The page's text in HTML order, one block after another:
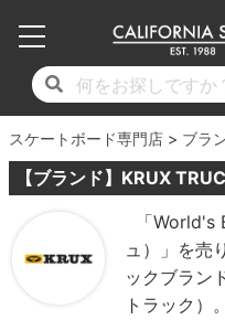
スケートボード専門店 ブラ
【ブランド】KRUX
「
ュ）」を売
ックブラン
トラック）。
17時までのご注
11,000円以上
毎月1日はポイント5倍！
コンプリートセット（
デッキ
17時までのご注
11,000円以上
毎月1日はポイント5倍！
デッキ新着一覧
デッキブランド一覧（全
サイズからデッキを選ぶ
子供用デッキ
7.0inch以下
7.2inch
7.3inch
17時までのご注
11,000円以上
毎月1日はポイント5倍！
トラック新着一覧
トラックブランド一覧（
適合デッキサイズから選ぶ
7.0inch以下
7.2inch
7.3inch
7.5inch
17時までのご注
11,000円以上
毎月1日はポイント5倍！
ウィール新着一覧
ウィールブランド一覧（
ウィールをサイズから選ぶ
50mm
51mm
52mm
53mm
17時までのご注
11,000円以上
毎月1日はポイント5倍！
シューズ新着一覧
シューズブランド一覧
シューズをサイズから選ぶ
20cm
21cm
22cm
22.5cm
17時までのご注
11,000円以上
毎月1日はポイント5倍！
Tシャツ
ロングスリーブTシャツ
ジャケット
17時までのご注
11,000円以上
毎月1日はポイント5倍！
最新ブログ一覧
カテゴリー
17時までのご注
11,000円以上
毎月1日はポイント5倍！
初心者の方へ
商品情報
17時までのご注
11,000円以上
毎月1日はポイント5倍！
店舗情報
ショップライダー紹介